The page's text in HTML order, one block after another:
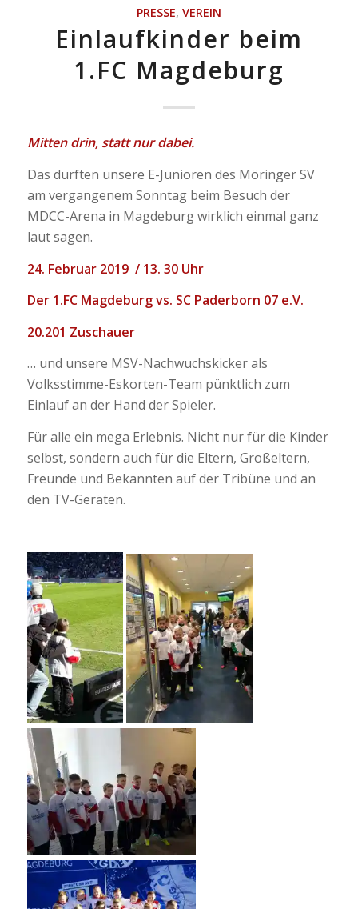
PRESSE, VEREIN
Einlaufkinder beim
1.FC Magdeburg
Mitten drin, statt nur dabei.
Das durften unsere E-Junioren des Möringer SV
am vergangenem Sonntag beim Besuch der
MDCC-Arena in Magdeburg wirklich einmal ganz
laut sagen.
24. Februar 2019 / 13. 30 Uhr
Der 1.FC Magdeburg vs. SC Paderborn 07 e.V.
20.201 Zuschauer
… und unsere MSV-Nachwuchskicker als
Volksstimme-Eskorten-Team pünktlich zum
Einlauf an der Hand der Spieler.
Für alle ein mega Erlebnis. Nicht nur für die Kinder
selbst, sondern auch für die Eltern, Großeltern,
Freunde und Bekannten auf der Tribüne und an
den TV-Geräten.